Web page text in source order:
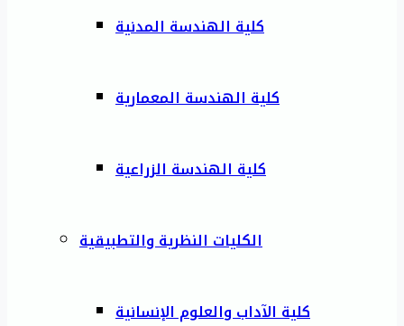
كلية الهندسة المدنية
كلية الهندسة المعمارية
كلية الهندسة الزراعية
الكليات النظرية والتطبيقية
كلية الآداب والعلوم الإنسانية